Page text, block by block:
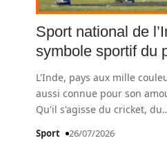
Sport national de
symbole sportif du
L'Inde, pays aux mille
aussi connue pour son
Qu'il s'agisse du cricket, du
Sport 26/07/2026